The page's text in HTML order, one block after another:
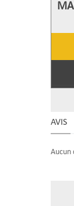
AVIS
Aucun